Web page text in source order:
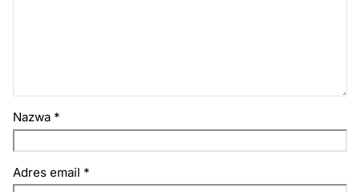
Nazwa *
Adres email *